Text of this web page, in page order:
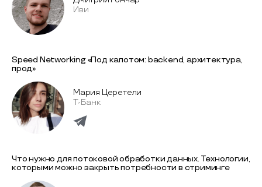
Иви
Speed Networking «Под капотом: backend, архитектура,
прод»
Мария Церетели
Т-Банк
Что нужно для потоковой обработки данных. Технологии,
которыми можно закрыть потребности в стриминге